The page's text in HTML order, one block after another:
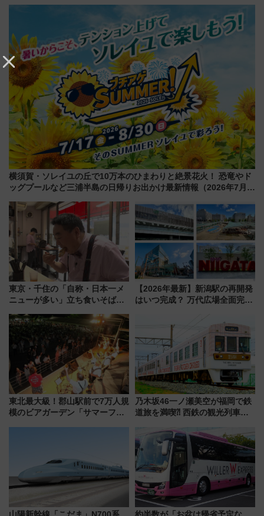
由は？
横須賀・ソレイユの丘で10万本のひまわりと絶景花火！ 恐竜やド
ッグプールなど三浦半島の日帰りお出かけ最新情報（2026年7月
東京・千住の「自称・日本一メ
ニューが多い」立ち食いそば屋
地のふらっと立ち食いそば』
7/27夜10時～放送
【2026年最新】新潟駅の再開発
はいつ完成？ 万代広場全面完成
開発、バスタ新潟構想まで徹底
東北最大級！郡山駅前で7万人規
模のビアガーデン「サマーフェ
乃木坂46一ノ瀬美空が福岡で鉄
道旅を満喫⁈ 西鉄の観光列車
CHIKUGO」で巡る福岡･太宰
府･柳川の旅！YouTubeが公開
に
山陽新幹線「こだま」N700系 約半数が「お盆は帰省予定な